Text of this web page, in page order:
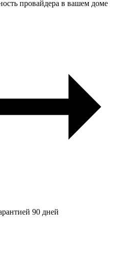
провайдера в вашем доме
90 дней